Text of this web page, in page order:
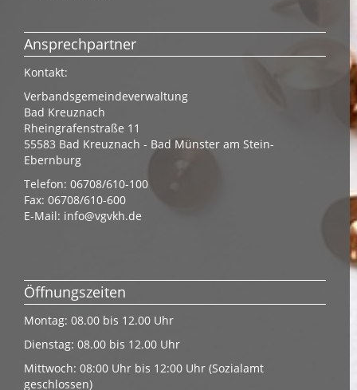
Ansprechpartner
Kontakt:
Verbandsgemeindeverwaltung
Bad Kreuznach
Rheingrafenstraße 11
55583 Bad Kreuznach - Bad Münster am Stein-
Ebernburg
Telefon: 06708/610-100
Fax: 06708/610-600
E-Mail: info@vgvkh.de
Öffnungszeiten
Montag: 08.00 bis 12.00 Uhr
Dienstag: 08.00 bis 12.00 Uhr
Mittwoch: 08:00 Uhr bis 12:00 Uhr (Sozialamt
geschlossen)